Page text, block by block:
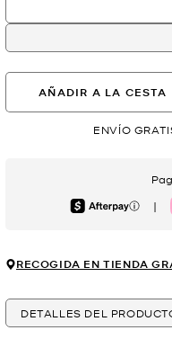
AÑADIR A LA CESTA
ENVÍO
Afterpay |
RECOGIDA EN TIENDA
DETALLES DEL